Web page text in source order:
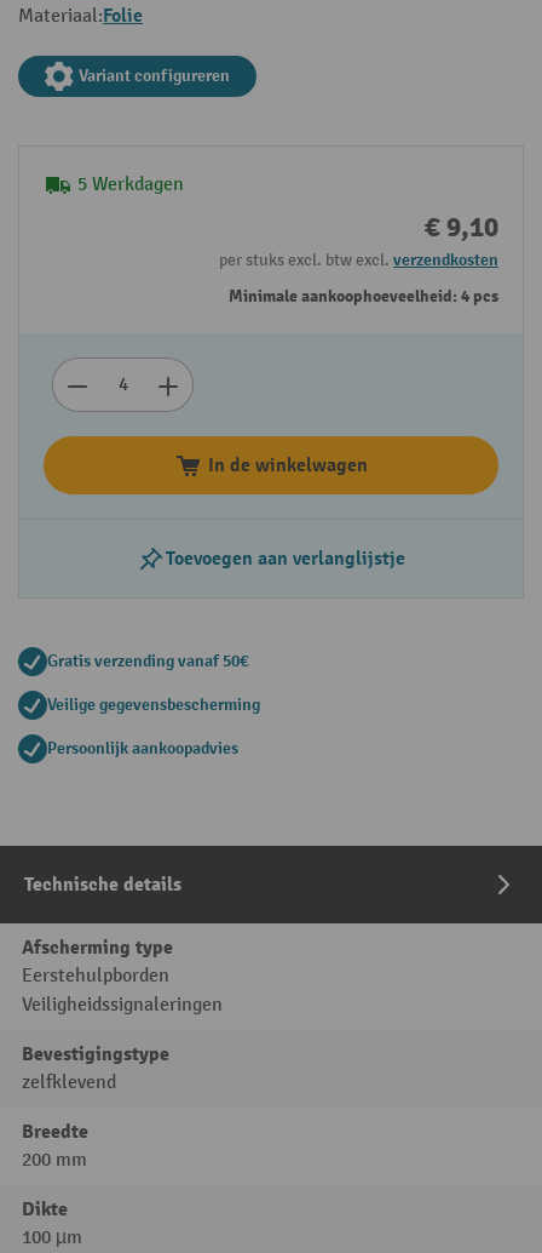
Materiaal:Folie
Variant configureren
5 Werkdagen
€ 9,10
per stuks excl. btw excl. verzendkosten
Minimale aankoophoeveelheid: 4 pcs
In de winkelwagen
Toevoegen aan verlanglijstje
Gratis verzending vanaf 50€
Veilige gegevensbescherming
Persoonlijk aankoopadvies
Technische details
Afscherming type
Eerstehulpborden
Veiligheidssignaleringen
Bevestigingstype
zelfklevend
Breedte
200 mm
Dikte
100 µm